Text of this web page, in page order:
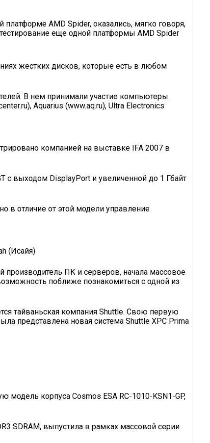
AMD Spider, оказались, мягко говоря,
еще одной платформы AMD Spider
жестких дисков, которые есть в любом
В нем принимали участие компьютеры
Aquarius (www.aq.ru), Ultra Electronics
компанией на выставке IFA 2007 в
с выходом DisplayPort и увеличенной до 1 Гбайт
в отличие от этой модели управление
(Исайя)
ПК и серверов, начала массовое
поближе познакомиться с одной из
тайваньская компания Shuttle. Свою первую
представлена новая система Shuttle XPC Prima
корпуса Cosmos ESA RC-1010-KSN1-GP,
SDRAM, выпус­тила в рамках массовой серии